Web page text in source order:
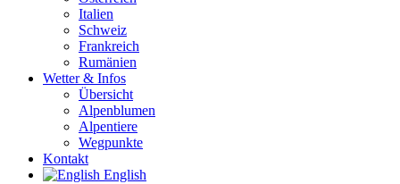
Italien
Schweiz
Frankreich
Rumänien
Wetter & Infos
Übersicht
Alpenblumen
Alpentiere
Wegpunkte
Kontakt
English